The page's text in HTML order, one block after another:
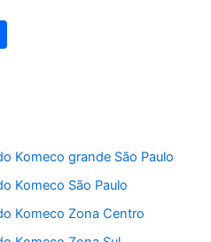
Komeco grande São Paulo
Komeco São Paulo
Komeco Zona Centro